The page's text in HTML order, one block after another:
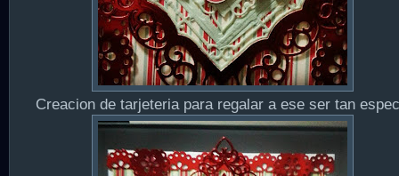
Creacion de tarjeteria para regalar a ese ser tan